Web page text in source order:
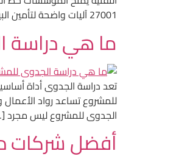
27001 آليات واضحة لتأمين البيانات، سواء كانت رقمية، ورقية، أو […]
ما هي دراسة
تعد دراسة الجدوى أداة
للمشروع تساعد رواد
الجدوى للمشروع ليس مجرد
أفضل شركات